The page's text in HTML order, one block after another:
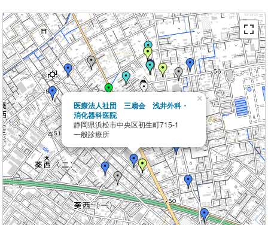
医療法人社団 三扇会 浅井外科・
消化器科医院
静岡県浜松市中央区初生町715-1
一般診療所
×